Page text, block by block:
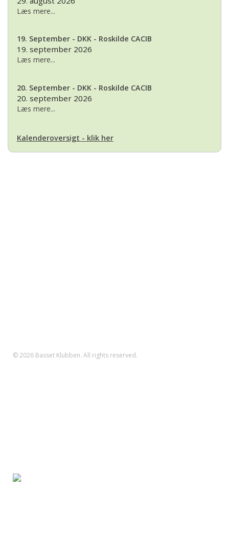
Læs mere...
19. September - DKK - Roskilde CACIB
19. september 2026
Læs mere...
20. September - DKK - Roskilde CACIB
20. september 2026
Læs mere...
Kalenderoversigt - klik her
© 2026 Basset Klubben. All rights reserved.